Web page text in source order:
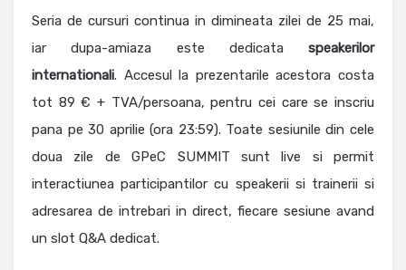
Seria de cursuri continua in dimineata zilei de 25 mai,
iar dupa-amiaza este dedicata speakerilor
internationali. Accesul la prezentarile acestora costa
tot 89 € + TVA/persoana, pentru cei care se inscriu
pana pe 30 aprilie (ora 23:59). Toate sesiunile din cele
doua zile de GPeC SUMMIT sunt live si permit
interactiunea participantilor cu speakerii si trainerii si
adresarea de intrebari in direct, fiecare sesiune avand
un slot Q&A dedicat.